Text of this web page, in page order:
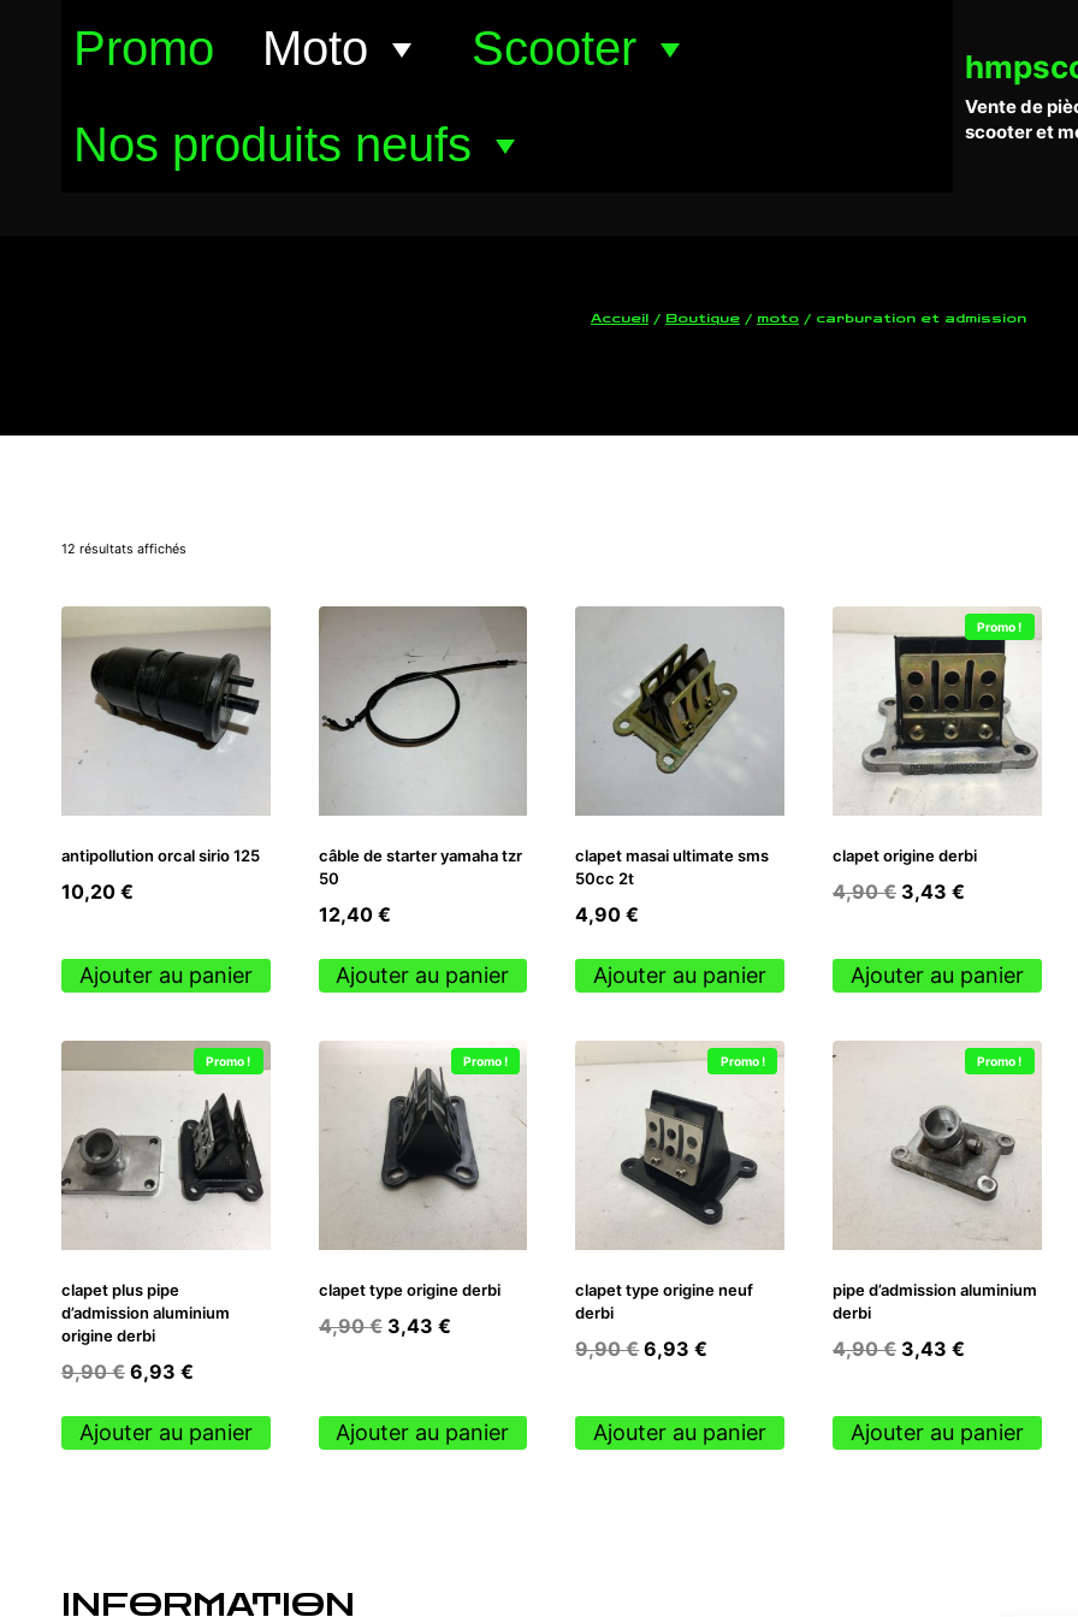
Promo Moto
Scooter
Nos produits neufs
Vente de
scooter et
Accueil / Boutique / moto / carburation et admission
12 résultats affichés
antipollution orcal sirio 125
10,20 €
Ajouter au panier
câble de starter yamaha tzr
50
12,40 €
Ajouter au panier
clapet masai ultimate sms
50cc 2t
4,90€
Ajouter au panier
Promo !
clapet origine derbi
4,90€ Le
était :
3,43 €Le
est :
Ajouter au panier
Promo !
clapet plus pipe
d’admission aluminium
origine derbi
9,90€ Le
initial
6,93 €
actuel
Ajouter au panier
Promo !
clapet type origine derbi
4,90€ Le
était :
4,90 €.
3,43 €Le
est :
3,43 €.
Ajouter au panier
Promo !
clapet type origine neuf
derbi
9,90€Le
était :
6,93€
est :
Ajouter au panier
Promo !
pipe d’admission aluminium
derbi
4,90€ Le
était :
3,43 €Le
est :
Ajouter au panier
INFORMATION